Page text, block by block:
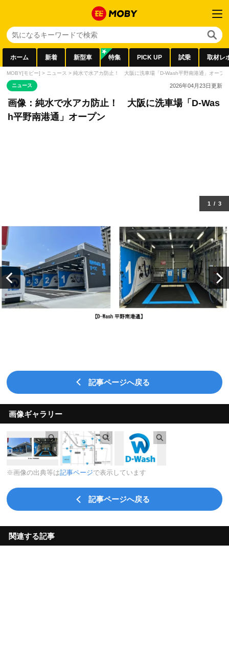
ホーム 新着 新型車 特集 PICK UP 試乗 取材レ
MOBY[モビー] > ニュース > 純水で水アカ防止！ 大阪に洗車場「D-Wash平野南港通」オープン
ニュース 2026年04月23日更新
画像：純水で水アカ防止！ 大阪に洗車場「D-Was
h平野南港通」オープン
1 / 3
記事ページへ戻る
画像ギャラリー
※画像の出典等は記事ページで表示しています
記事ページへ戻る
関連する記事